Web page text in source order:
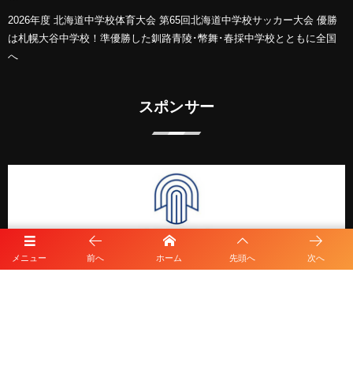
メニュー 前へ ホーム 先頭へ 次へ
2026年度 北海道中学校体育大会 第65回北海道中学校サッカー大会 優勝
は札幌大谷中学校！準優勝した釧路青陵･幣舞･春採中学校とともに全国
へ
スポンサー